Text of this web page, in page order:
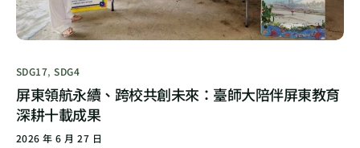
SDG17,SDG4
屏東領航永續、跨校共創未來：臺師大陪伴屏東教育
深耕十載成果
2026 年 6 月 27 日